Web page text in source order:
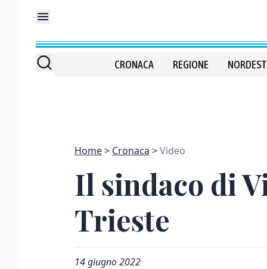
CRONACA REGIONE NORDEST
Home Cronaca Video
Il sindaco di
Trieste
14 giugno 2022